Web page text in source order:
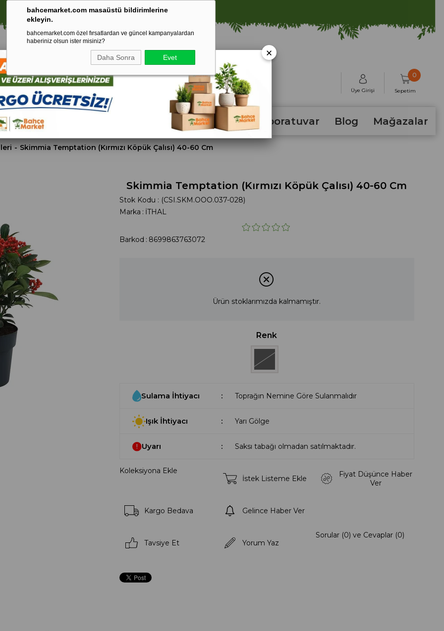
bahcemarket.com masaüstü bildirimlerine
ekleyin.
bahcemarket.com özel fırsatlardan ve güncel kampanyalardan
haberiniz olsun ister misiniz?
Daha Sonra Evet
⚠️ SATIŞLARIMIZ YALNIZCA İSTANBUL İLİ İLE SINIRLIDIR.
Üye Girişi Sepetim
0
Tohum Laboratuvar Blog Mağazalar
Skimmia Temptation (Kırmızı Köpük Çalısı) 40-60 Cm
Skimmia Temptation (Kırmızı Köpük Çalısı) 40-60 Cm
Stok Kodu
(CSI.SKM.OOO.037-028)
Marka : İTHAL
Barkod : 8699863763072
Ürün stoklarımızda kalmamıştır.
Renk
Sulama İhtiyacı Toprağın Nemine Göre Sulanmalıdır
Işık İhtiyacı Yarı Gölge
Uyarı Saksı tabağı olmadan satılmaktadır.
Koleksiyona Ekle
İstek Listeme Ekle
Fiyat Düşünce Haber
Ver
Kargo Bedava Gelince Haber Ver
Tavsiye Et Yorum Yaz
Sorular (0) ve Cevaplar (0)
×